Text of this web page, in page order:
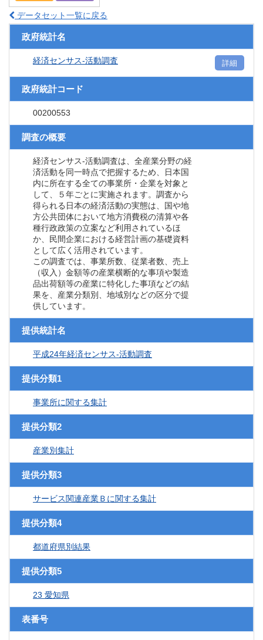
データセット一覧に戻る
政府統計名
経済センサス‐活動調査 詳細
政府統計コード
00200553
調査の概要
経済センサス‐活動調査は、全産業分野の経
済活動を同一時点で把握するため、日本国
内に所在する全ての事業所・企業を対象と
して、５年ごとに実施されます。調査から
得られる日本の経済活動の実態は、国や地
方公共団体において地方消費税の清算や各
種行政政策の立案など利用されているほ
か、民間企業における経営計画の基礎資料
として広く活用されています。
この調査では、事業所数、従業者数、売上
（収入）金額等の産業横断的な事項や製造
品出荷額等の産業に特化した事項などの結
果を、産業分類別、地域別などの区分で提
供しています。
提供統計名
平成24年経済センサス‐活動調査
提供分類1
事業所に関する集計
提供分類2
産業別集計
提供分類3
サービス関連産業Ｂに関する集計
提供分類4
都道府県別結果
提供分類5
23 愛知県
表番号